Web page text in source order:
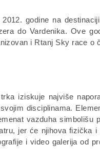
godine na destinaciji
do Vardenika. Ove
i Rtanj Sky race
iziskuje najviše
disciplinama.
vazduha
jer će njihova fizička
i video galerija od